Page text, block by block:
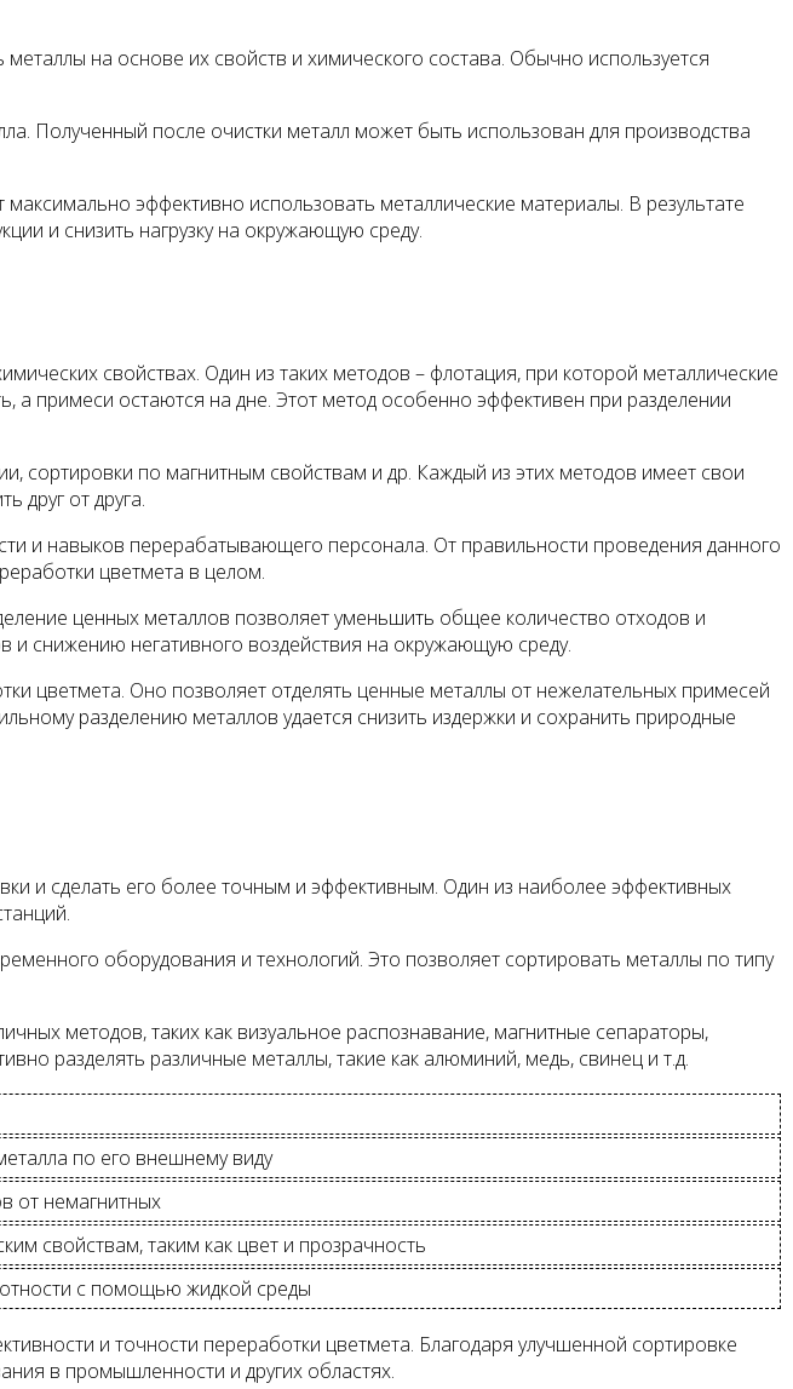
на основе их свойств и химического состава. Обычно используется
Полученный после очистки металл может быть использован для производства
эффективно использовать металлические материалы. В результате
и снизить нагрузку на окружающую среду.
свойствах. Один из таких методов – флотация, при которой металлические
примеси остаются на дне. Этот метод особенно эффективен при разделении
сортировки по магнитным свойствам и др. Каждый из этих методов имеет свои
друг от друга.
и навыков перерабатывающего персонала. От правильности проведения данного
цветмета в целом.
ценных металлов позволяет уменьшить общее количество отходов и
и снижению негативного воздействия на окружающую среду.
цветмета. Оно позволяет отделять ценные металлы от нежелательных примесей
разделению металлов удается снизить издержки и сохранить природные
и сделать его более точным и эффективным. Один из наиболее эффективных
оборудования и технологий. Это позволяет сортировать металлы по типу
методов, таких как визуальное распознавание, магнитные сепараторы,
разделять различные металлы, такие как алюминий, медь, свинец и т.д.
по его внешнему виду
от немагнитных
свойствам, таким как цвет и прозрачность
с помощью жидкой среды
и точности переработки цветмета. Благодаря улучшенной сортировке
в промышленности и других областях.